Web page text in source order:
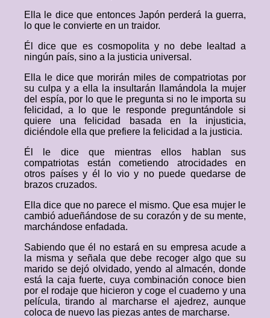
Ella le dice que entonces Japón perderá la guerra,
lo que le convierte en un traidor.
Él dice que es cosmopolita y no debe lealtad a
ningún país, sino a la justicia universal.
Ella le dice que morirán miles de compatriotas por
su culpa y a ella la insultarán llamándola la mujer
del espía, por lo que le pregunta si no le importa su
felicidad, a lo que le responde preguntándole si
quiere una felicidad basada en la injusticia,
diciéndole ella que prefiere la felicidad a la justicia.
Él le dice que mientras ellos hablan sus
compatriotas están cometiendo atrocidades en
otros países y él lo vio y no puede quedarse de
brazos cruzados.
Ella dice que no parece el mismo. Que esa mujer le
cambió adueñándose de su corazón y de su mente,
marchándose enfadada.
Sabiendo que él no estará en su empresa acude a
la misma y señala que debe recoger algo que su
marido se dejó olvidado, yendo al almacén, donde
está la caja fuerte, cuya combinación conoce bien
por el rodaje que hicieron y coge el cuaderno y una
película, tirando al marcharse el ajedrez, aunque
coloca de nuevo las piezas antes de marcharse.